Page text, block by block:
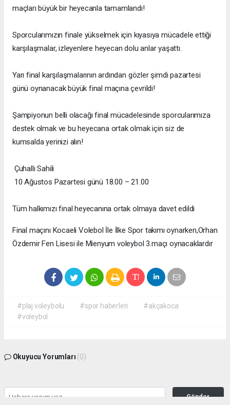
maçları büyük bir heyecanla tamamlandı!
Sporcularımızın finale yükselmek için kıyasıya mücadele ettiği
karşılaşmalar, izleyenlere heyecan dolu anlar yaşattı.
Yarı final karşılaşmalarının ardından gözler şimdi pazartesi
günü oynanacak büyük final maçına çevrildi!
Şampiyonun belli olacağı final mücadelesinde sporcularımıza
destek olmak ve bu heyecana ortak olmak için siz de
kumsalda yerinizi alın!
Çuhallı Sahili
10 Ağustos Pazartesi günü 18.00 – 21.00
Tüm halkımızı final heyecanına ortak olmaya davet edildi
Final maçını Kocaeli Volebol İle İlke Spor takımı oynarken,Orhan
Özdemir Fen Lisesi ile Mienyum voleybol 3.maçı oynacaklardır
#plaj voleybolu #spor haberleri
#akçakoca
#voleybol
Okuyucu Yorumları (0)
Gönder